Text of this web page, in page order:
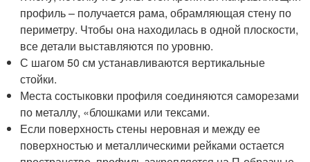
профиль – получается рама, обрамляющая стену по
периметру. Чтобы она находилась в одной плоскости,
все детали выставляются по уровню.
С шагом 50 см устанавливаются вертикальные
стойки.
Места состыковки профиля соединяются саморезами
по металлу, «блошками или тексами.
Если поверхность стены неровная и между ее
поверхностью и металлическими рейками остается